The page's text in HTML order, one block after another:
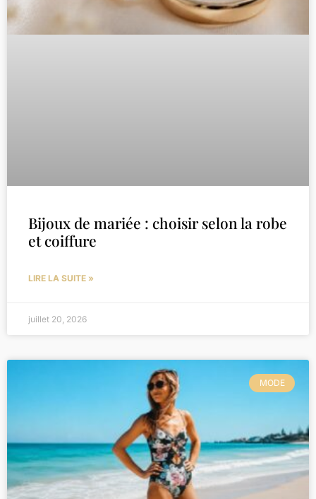
Bijoux de mariée : choisir selon la robe
et coiffure
LIRE LA SUITE »
juillet 20, 2026
MODE